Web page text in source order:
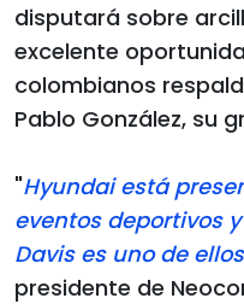
disputará sobre
excelente
colombianos
Pablo González, su
"Hyundai está
eventos deportivos
Davis es uno de ellos
presidente de